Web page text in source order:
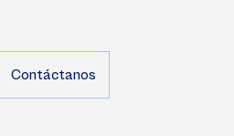
Contáctanos